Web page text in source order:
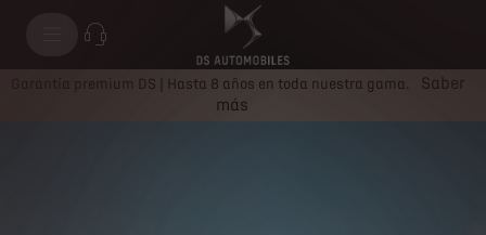
Garantía premium DS | Hasta 8 años en toda nuestra gama.
Saber
más